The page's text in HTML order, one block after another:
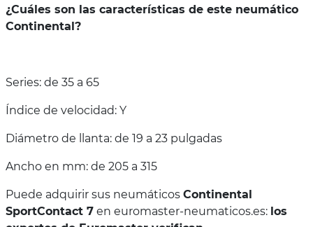
¿Cuáles son las características de este neumático
Continental?
Series: de 35 a 65
Índice de velocidad: Y
Diámetro de llanta: de 19 a 23 pulgadas
Ancho en mm: de 205 a 315
Puede adquirir sus neumáticos Continental
SportContact 7 en euromaster-neumaticos.es: los